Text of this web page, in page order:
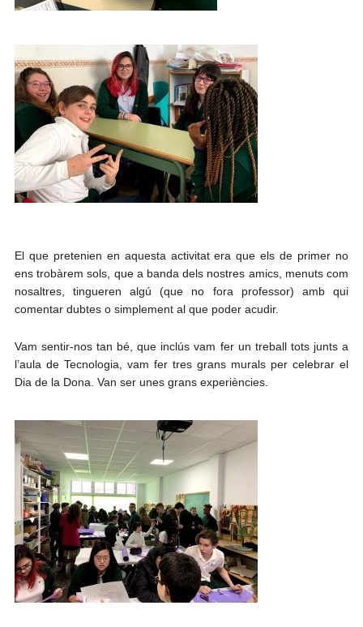
El que pretenien en aquesta activitat era que els de primer no
ens trobàrem sols, que a banda dels nostres amics, menuts com
nosaltres, tingueren algú (que no fora professor) amb qui
comentar dubtes o simplement al que poder acudir.
Vam sentir-nos tan bé, que inclús vam fer un treball tots junts a
l’aula de Tecnologia, vam fer tres grans murals per celebrar el
Dia de la Dona. Van ser unes grans experiències.